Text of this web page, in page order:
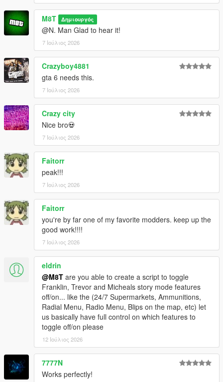
M8T Δημιουργός
@N. Man Glad to hear it!
7 Ιούλιος 2026
Crazyboy4881
gta 6 needs this.
7 Ιούλιος 2026
Crazy city
Nice bro💀
7 Ιούλιος 2026
Faitorr
peak!!!
7 Ιούλιος 2026
Faitorr
you're by far one of my favorite modders. keep up the
good work!!!!
7 Ιούλιος 2026
eldrin
@M8T are you able to create a script to toggle
Franklin, Trevor and Micheals story mode features
off/on... like the (24/7 Supermarkets, Ammunitions,
Radial Menu, Radio Menu, Blips on the map, etc) let
us basically have full control on which features to
toggle off/on please
12 Ιούλιος 2026
7777N
Works perfectly!